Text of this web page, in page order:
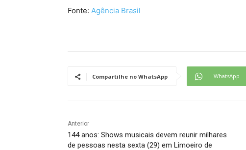
Fonte: Agência Brasil
Compartilhe no WhatsApp WhatsApp
Anterior
144 anos: Shows musicais devem reunir milhares
de pessoas nesta sexta (29) em Limoeiro de